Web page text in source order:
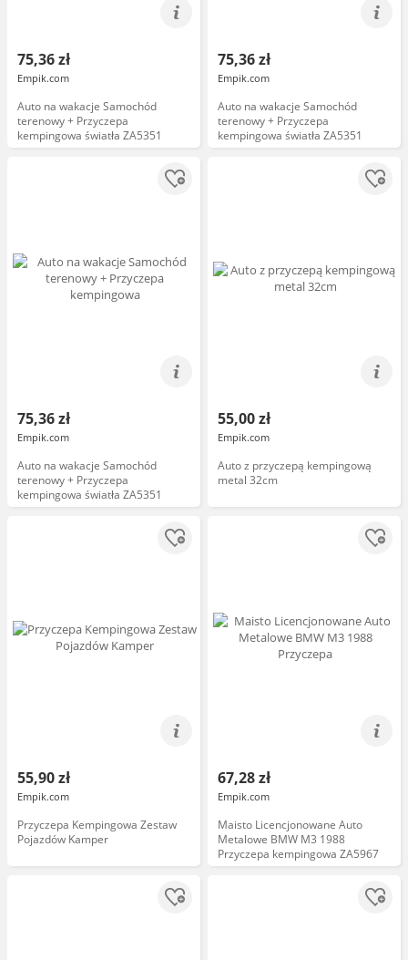
75,36 zł
Empik.com
Auto na wakacje Samochód
terenowy + Przyczepa
kempingowa światła ZA5351
75,36 zł
Empik.com
Auto na wakacje Samochód
terenowy + Przyczepa
kempingowa światła ZA5351
75,36 zł
Empik.com
Auto na wakacje Samochód
terenowy + Przyczepa
kempingowa światła ZA5351
55,00 zł
Empik.com
Auto z przyczepą kempingową
metal 32cm
55,90 zł
Empik.com
Przyczepa Kempingowa Zestaw
Pojazdów Kamper
67,28 zł
Empik.com
Maisto Licencjonowane Auto
Metalowe BMW M3 1988
Przyczepa kempingowa ZA5967